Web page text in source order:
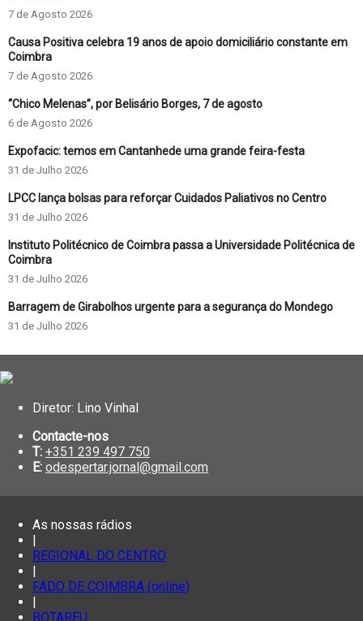
7 de Agosto 2026
Causa Positiva celebra 19 anos de apoio domiciliário constante em
Coimbra
7 de Agosto 2026
“Chico Melenas”, por Belisário Borges, 7 de agosto
6 de Agosto 2026
Expofacic: temos em Cantanhede uma grande feira-festa
31 de Julho 2026
LPCC lança bolsas para reforçar Cuidados Paliativos no Centro
31 de Julho 2026
Instituto Politécnico de Coimbra passa a Universidade Politécnica de
Coimbra
31 de Julho 2026
Barragem de Girabolhos urgente para a segurança do Mondego
31 de Julho 2026
Diretor: Lino Vinhal
Contacte-nos
T: +351 239 497 750
E: odespertar.jornal@gmail.com
As nossas rádios
|
REGIONAL DO CENTRO
|
FADO DE COIMBRA (online)
|
BOTAREU